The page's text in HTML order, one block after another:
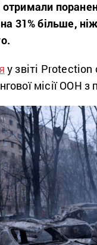
31% більше,
у звіті
місії ООН з